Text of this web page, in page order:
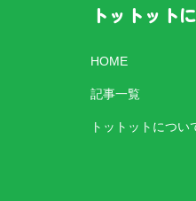
トットット
HOME
記事一覧
トットットについ